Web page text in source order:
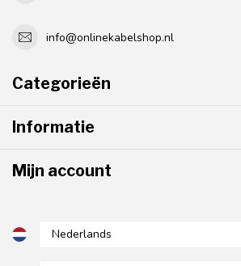
info@onlinekabelshop.nl
Categorieën
Informatie
Mijn account